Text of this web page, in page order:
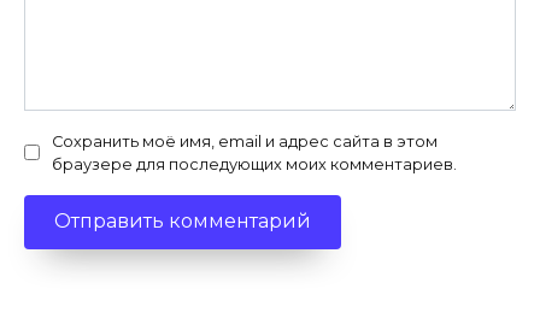
Сохранить моё имя, email и адрес сайта в этом
браузере для последующих моих комментариев.